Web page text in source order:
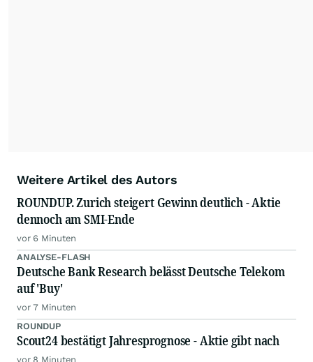
Weitere Artikel des Autors
ROUNDUP. Zurich steigert Gewinn deutlich - Aktie
dennoch am SMI-Ende
vor 6 Minuten
ANALYSE-FLASH
Deutsche Bank Research belässt Deutsche Telekom
auf 'Buy'
vor 7 Minuten
ROUNDUP
Scout24 bestätigt Jahresprognose - Aktie gibt nach
vor 8 Minuten